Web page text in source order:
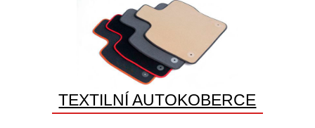
TEXTILNÍ AUTOKOBERCE